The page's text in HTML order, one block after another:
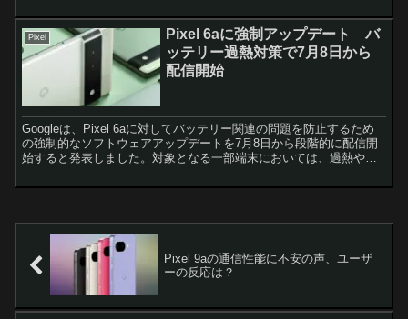
Pixel
Pixel 6aに強制アップデート バ
ッテリー過熱対策で7月8日から
配信開始
Googleは、Pixel 6aに対してバッテリー関連の問題を防止するため
の強制的なソフトウェアアップデートを7月8日から段階的に配信開
始すると発表しました。対象となる一部端末においては、過熱や劣
Pixel 9aの通信性能に不安の声、ユーザ
ーの反応は？